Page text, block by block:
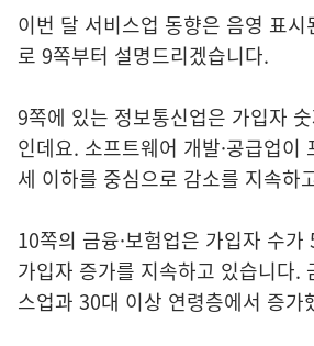
이번 달 서비스업 동향은 음영 표
로 9쪽부터 설명드리겠습니다.
9쪽에 있는 정보통신업은 가입자
인데요. 소프트웨어 개발·공급업이
세 이하를 중심으로 감소를 지속하
10쪽의 금융·보험업은 가입자 수
가입자 증가를 지속하고 있습니다.
스업과 30대 이상 연령층에서 증가